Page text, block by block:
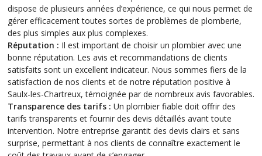
dispose de plusieurs années d’expérience, ce qui nous permet de
gérer efficacement toutes sortes de problèmes de plomberie,
des plus simples aux plus complexes.
Réputation : Il est important de choisir un plombier avec une
bonne réputation. Les avis et recommandations de clients
satisfaits sont un excellent indicateur. Nous sommes fiers de la
satisfaction de nos clients et de notre réputation positive à
Saulx-les-Chartreux, témoignée par de nombreux avis favorables.
Transparence des tarifs : Un plombier fiable doit offrir des
tarifs transparents et fournir des devis détaillés avant toute
intervention. Notre entreprise garantit des devis clairs et sans
surprise, permettant à nos clients de connaître exactement le